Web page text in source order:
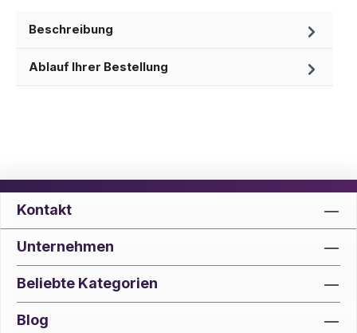
Beschreibung
Ablauf Ihrer Bestellung
Kontakt
Unternehmen
Beliebte Kategorien
Blog